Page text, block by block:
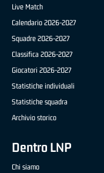
Live Match
Calendario 2026-2027
Squadre 2026-2027
Classifica 2026-2027
Giocatori 2026-2027
Statistiche individuali
Statistiche squadra
Archivio storico
Dentro LNP
Chi siamo